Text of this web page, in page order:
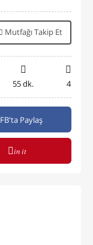
Mutfağı Takip Et
55 dk. 4
FB'ta Paylaş
in it